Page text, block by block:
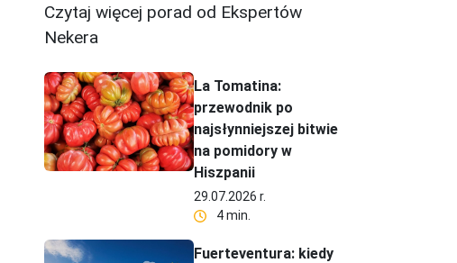
Czytaj więcej porad od Ekspertów
Nekera
La Tomatina:
przewodnik po
najsłynniejszej bitwie
na pomidory w
Hiszpanii
29.07.2026 r.
4 min.
Fuerteventura: kiedy